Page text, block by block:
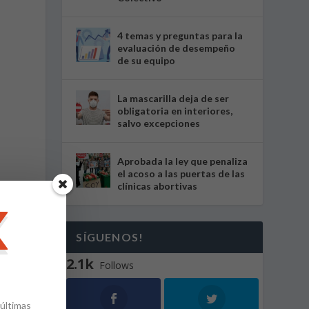
4 temas y preguntas para la
evaluación de desempeño
de su equipo
La mascarilla deja de ser
obligatoria en interiores,
salvo excepciones
Aprobada la ley que penaliza
el acoso a las puertas de las
clínicas abortivas
SÍGUENOS!
2.1k Follows